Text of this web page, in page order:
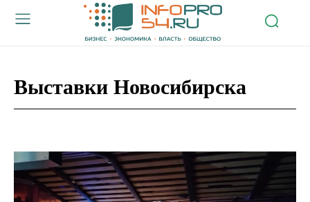
Выставки Новосибирска